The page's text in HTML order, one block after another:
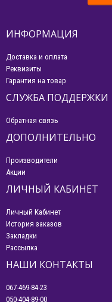
ИНФОРМАЦИЯ
Доставка и оплата
Реквизиты
Гарантия на товар
СЛУЖБА ПОДДЕРЖКИ
Обратная связь
ДОПОЛНИТЕЛЬНО
Производители
Акции
ЛИЧНЫЙ КАБИНЕТ
Личный Кабинет
История заказов
Закладки
Рассылка
НАШИ КОНТАКТЫ
067-469-84-23
050-404-89-00